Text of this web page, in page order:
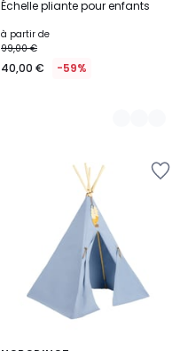
Échelle pliante pour enfants
à partir de
99,00 €
40,00 € -59%
Couleurs